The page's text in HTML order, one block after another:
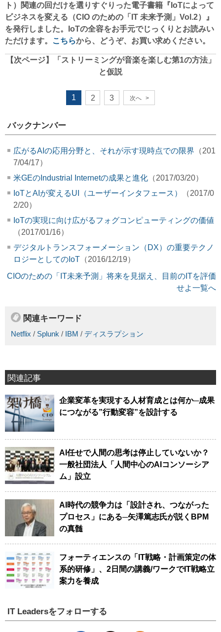
ト）関連の回だけを選りすぐりった電子書籍『 IoTによって
ビジネスを変える（CIO のための「IT 未来予測」Vol.2）』
を発行しました。IoTの全容をお手元でじっくりとお読みい
ただけます。
こちらから、どうぞ、お買い求めください。
【次ページ】
「ストリーミングが音楽を楽しむ第1の方法」
と仮説
1 2 3 次へ >
バックナンバー
広がるAIの応用分野と、それが示す現時点での限界 （201
7/04/17）
米GEのIndustrial Internetの成果と進化 （2017/03/20）
IoTとAIが変えるUI（ユーザーインタフェース）
（2017/0
2/20）
IoTの実現に向け広がるフォグコンピューティングの価値
（2017/01/16）
デジタルトランスフォーメーション（DX）の重要テクノ
ロジーとしてのIoT （2016/12/19）
CIOのための「IT未来予測」将来を見据え、目前のITを評価
せよ一覧へ
関連キーワード
Netflix / Splunk / IBM / ディスラプション
関連記事
企業変革を実現する人材育成とは何か─成果
につながる”行動変容”を設計する
AI任せで人間の思考は停止していないか？
一般社団法人「人間中心のAIコンソーシア
ム」設立
AI時代の競争力は「設計され、つながった
プロセス」にある─矢澤篤志氏が説くBPM
の真髄
フォーティエンスの「IT戦略・計画策定の体
系的研修」、2日間の講義/ワークでIT戦略立
案力を養成
IT Leadersをフォローする